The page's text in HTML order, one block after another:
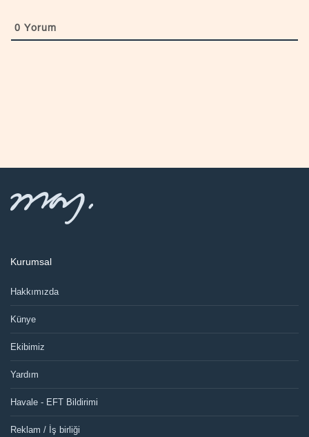
0 Yorum
Kurumsal
Hakkımızda
Künye
Ekibimiz
Yardım
Havale - EFT Bildirimi
Reklam / İş birliği